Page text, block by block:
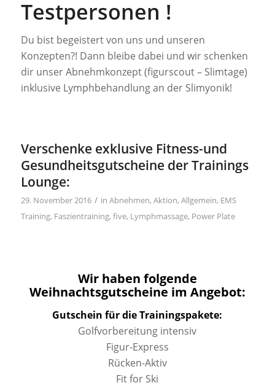
Testpersonen !
Du bist begeistert von uns und unseren
Konzepten?! Dann bleibe dabei und wir schenken
dir unser Abnehmkonzept (figurscout – Slimtage)
inklusive Lymphbehandlung an der Slimyonik!
Verschenke exklusive Fitness-und
Gesundheitsgutscheine der Trainings
Lounge:
29. November 2016 / in Abnehmen, Aktion, Allgemein, EMS
Training, Faszientraining, five, Lymphmassage, Power Plate
Wir haben folgende
Weihnachtsgutscheine im Angebot:
Gutschein für die Trainingspakete:
Golfvorbereitung intensiv
Figur-Express
Rücken-Aktiv
Fit for Ski